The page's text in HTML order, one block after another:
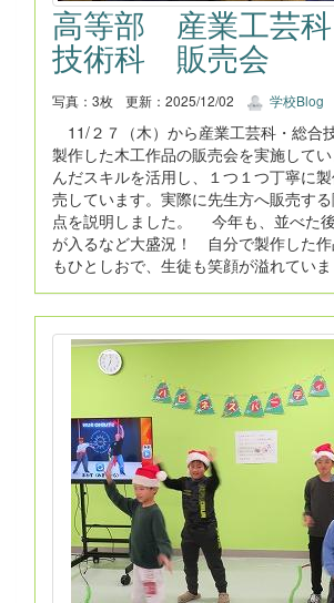
高等部 産業工芸
技術科 販売会
写真：3枚 更新：2025/12/02 学校Blog
11/２７（木）から産業工芸科・総合
製作した木工作品の販売会を実施して
んだスキルを活用し、１つ１つ丁寧に
売しています。実際に先生方へ販売す
点を説明しました。 今年も、並べた
が入るなど大盛況！ 自分で製作した
もひとしおで、生徒も笑顔が溢れていま